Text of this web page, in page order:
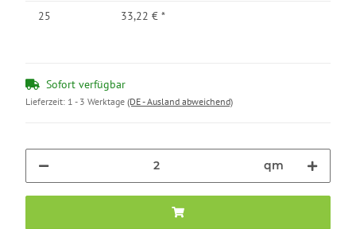
25 33,22 € *
Sofort verfügbar
Lieferzeit: 1 - 3 Werktage (DE - Ausland abweichend)
qm